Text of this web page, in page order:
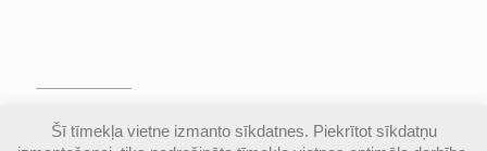
© Valmieras Gaujas krasta vidusskola | Visas
autortiesības aizsargātas |Piekļūstamības
Šī tīmekļa vietne izmanto sīkdatnes. Piekrītot sīkdatņu